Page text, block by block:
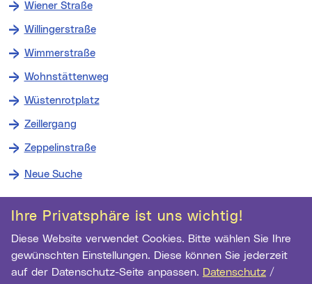
Ihre Privatsphäre ist uns wichtig!
Diese Website verwendet Cookies. Bitte wählen Sie Ihre
gewünschten Einstellungen. Diese können Sie jederzeit
auf der Datenschutz-Seite anpassen. Datenschutz /
Wiener Straße
Willingerstraße
Wimmerstraße
Wohnstättenweg
Wüstenrotplatz
Zeillergang
Zeppelinstraße
Neue Suche
Weitere Informationen
Kontakt
Archiv der Stadt Linz
Hauptstr. 1-5